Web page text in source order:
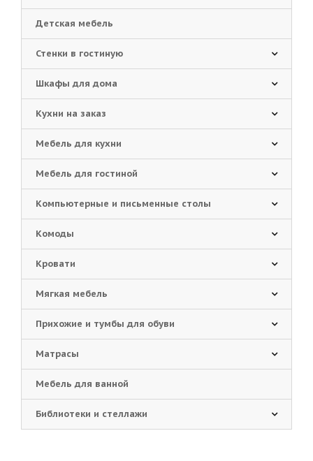
Детская мебель
Стенки в гостиную
Шкафы для дома
Кухни на заказ
Мебель для кухни
Мебель для гостиной
Компьютерные и письменные столы
Комоды
Кровати
Мягкая мебель
Прихожие и тумбы для обуви
Матрасы
Мебель для ванной
Библиотеки и стеллажи